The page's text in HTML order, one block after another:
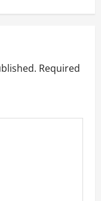
Required